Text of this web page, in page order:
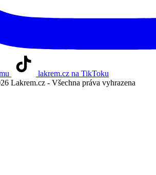
lakrem.cz na TikToku
Lakrem.cz - Všechna práva vyhrazena